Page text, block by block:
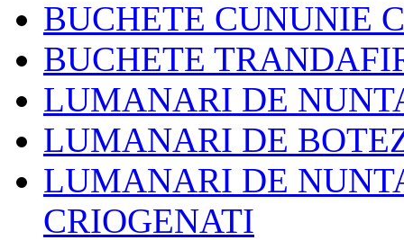
BUCHETE CUNUNIE
BUCHETE
LUMANARI DE
LUMANARI DE
LUMANARI DE
CRIOGENATI